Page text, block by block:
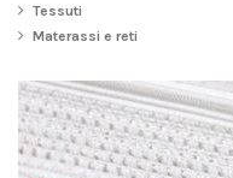
Tessuti
Materassi e reti